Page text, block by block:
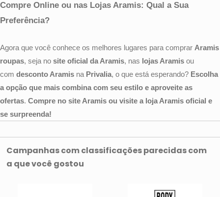
Compre Online ou nas Lojas Aramis: Qual a Sua
Preferência?
Agora que você conhece os melhores lugares para comprar Aramis
roupas, seja no site oficial da Aramis, nas lojas Aramis ou
com desconto Aramis na Privalia, o que está esperando? Escolha
a opção que mais combina com seu estilo e aproveite as
ofertas. Compre no site Aramis ou visite a loja Aramis oficial e
se surpreenda!
Campanhas com classificações parecidas com
a que você gostou